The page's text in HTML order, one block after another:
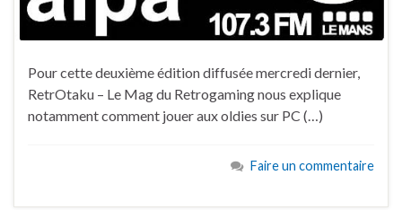
Pour cette deuxième édition diffusée mercredi dernier,
RetrOtaku – Le Mag du Retrogaming nous explique
notamment comment jouer aux oldies sur PC (…)
Faire un commentaire